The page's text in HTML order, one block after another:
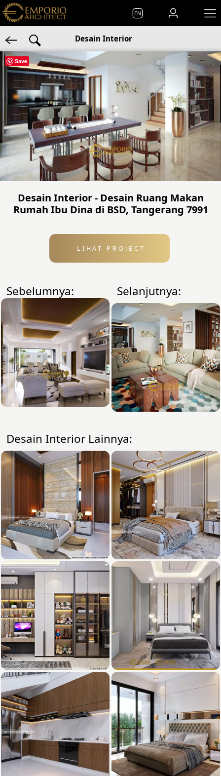
EN
Desain Interior
Desain Interior - Desain Ruang Makan
Rumah Ibu Dina di BSD, Tangerang 7991
LIHAT PROJECT
Sebelumnya: Selanjutnya:
Desain Interior Lainnya:
Save